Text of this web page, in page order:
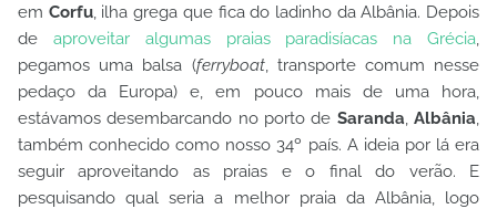
em Corfu, ilha grega que fica do ladinho da Albânia. Depois
de aproveitar algumas praias paradisíacas na Grécia,
pegamos uma balsa (ferryboat, transporte comum nesse
pedaço da Europa) e, em pouco mais de uma hora,
estávamos desembarcando no porto de Saranda,Albânia,
também conhecido como nosso 34º país. A ideia por lá era
seguir aproveitando as praias e o final do verão. E
pesquisando qual seria a melhor praia da Albânia, logo